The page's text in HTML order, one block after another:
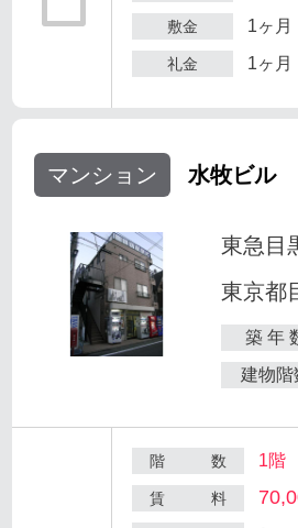
敷金 1ヶ月
礼金 1ヶ月
マンション 水牧ビル
東急目
東京都
築 年
建物階
階 数 1階
賃 料